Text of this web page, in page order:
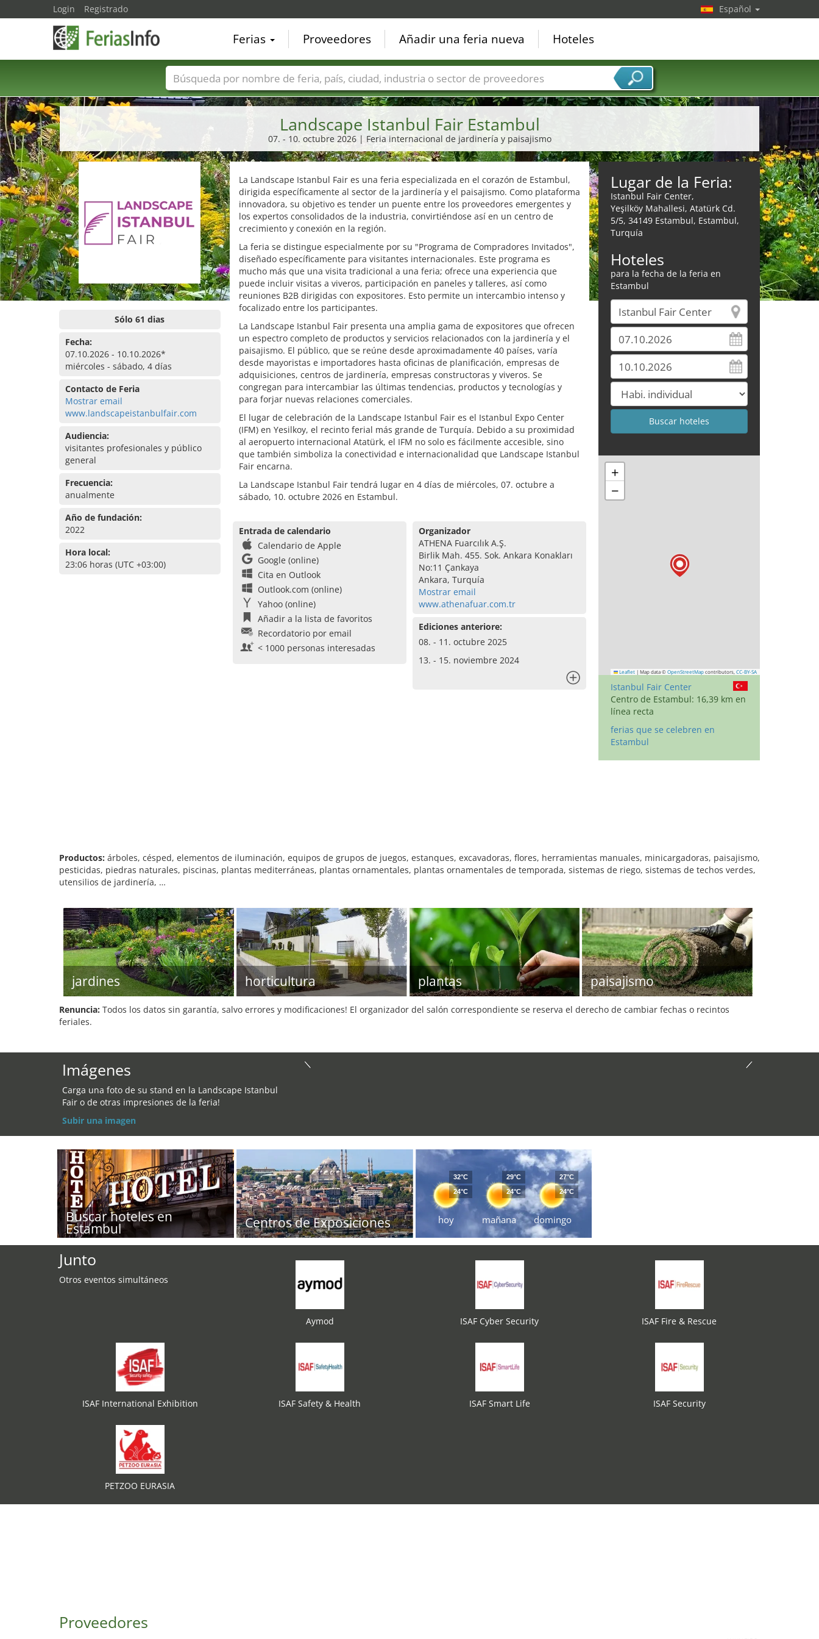
Landscape Istanbul Fair Estambul
07. - 10. octubre 2026 | Feria internacional de jardinería y paisajismo
Sólo 61 dias
Fecha:
07.10.2026 - 10.10.2026*
miércoles - sábado, 4 días
Contacto de Feria
Mostrar email
www.landscapeistanbulfair.com
Audiencia:
visitantes profesionales y público
general
Frecuencia:
anualmente
Año de fundación:
2022
Hora local:
23:06 horas (UTC +03:00)
La Landscape Istanbul Fair es una feria especializada en el corazón de Estambul,
dirigida específicamente al sector de la jardinería y el paisajismo. Como plataforma
innovadora, su objetivo es tender un puente entre los proveedores emergentes y
los expertos consolidados de la industria, convirtiéndose así en un centro de
crecimiento y conexión en la región.
La feria se distingue especialmente por su "Programa de Compradores Invitados",
diseñado específicamente para visitantes internacionales. Este programa es
mucho más que una visita tradicional a una feria; ofrece una experiencia que
puede incluir visitas a viveros, participación en paneles y talleres, así como
reuniones B2B dirigidas con expositores. Esto permite un intercambio intenso y
focalizado entre los participantes.
La Landscape Istanbul Fair presenta una amplia gama de expositores que ofrecen
un espectro completo de productos y servicios relacionados con la jardinería y el
paisajismo. El público, que se reúne desde aproximadamente 40 países, varía
desde mayoristas e importadores hasta oficinas de planificación, empresas de
adquisiciones, centros de jardinería, empresas constructoras y viveros. Se
congregan para intercambiar las últimas tendencias, productos y tecnologías y
para forjar nuevas relaciones comerciales.
El lugar de celebración de la Landscape Istanbul Fair es el Istanbul Expo Center
(IFM) en Yesilkoy, el recinto ferial más grande de Turquía. Debido a su proximidad
al aeropuerto internacional Atatürk, el IFM no solo es fácilmente accesible, sino
que también simboliza la conectividad e internacionalidad que Landscape Istanbul
Fair encarna.
La Landscape Istanbul Fair tendrá lugar en 4 días de miércoles, 07. octubre a
sábado, 10. octubre 2026 en Estambul.
Entrada de calendario
Calendario de Apple
Google (online)
Cita en Outlook
Outlook.com (online)
Yahoo (online)
Añadir a la lista de favoritos
Recordatorio por email
< 1000 personas interesadas
Organizador
ATHENA Fuarcılık A.Ş.
Birlik Mah. 455. Sok. Ankara Konakları
No:11 Çankaya
Ankara, Turquía
Mostrar email
www.athenafuar.com.tr
Ediciones anteriore:
08. - 11. octubre 2025
13. - 15. noviembre 2024
Lugar de la Feria:
Istanbul Fair Center,
Yeşilköy Mahallesi, Atatürk Cd.
5/5, 34149 Estambul, Estambul,
Turquía
Hoteles
para la fecha de la feria en
Estambul
+
−
Leaflet | Map data © OpenStreetMap contributors, CC-BY-SA
Istanbul Fair Center
Centro de Estambul: 16,39 km en
línea recta
ferias que se celebren en
Estambul
Productos: árboles, césped, elementos de iluminación, equipos de grupos de juegos, estanques, excavadoras, flores, herramientas manuales, minicargadoras, paisajismo,
pesticidas, piedras naturales, piscinas, plantas mediterráneas, plantas ornamentales, plantas ornamentales de temporada, sistemas de riego, sistemas de techos verdes,
utensilios de jardinería, …
jardines horticultura plantas paisajismo
Renuncia: Todos los datos sin garantía, salvo errores y modificaciones! El organizador del salón correspondiente se reserva el derecho de cambiar fechas o recintos
feriales.
Imágenes
Carga una foto de su stand en la Landscape Istanbul
Fair o de otras impresiones de la feria!
Subir una imagen
Buscar hoteles en
Estambul Centros de Exposiciones hoy
32°C
24°C
mañana
29°C
24°C
domingo
27°C
24°C
Junto
Otros eventos simultáneos
Aymod ISAF Cyber Security ISAF Fire & Rescue
ISAF International Exhibition ISAF Safety & Health ISAF Smart Life ISAF Security
PETZOO EURASIA
Proveedores
Login Registrado Español
Ferias Proveedores Añadir una feria nueva Hoteles
Nombres de ferias Países Ciudades Sectores de ferias Sectores de proveedor de servicios